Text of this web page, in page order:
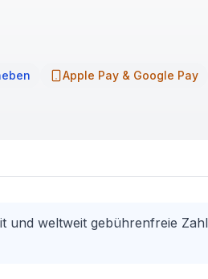
Apple Pay & Google Pay
und weltweit gebührenfreie